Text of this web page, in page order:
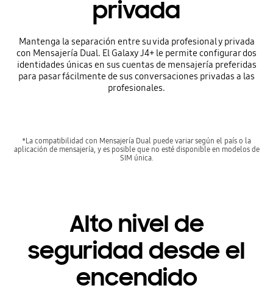
privada
Mantenga la separación entre su vida profesional y privada
con Mensajería Dual. El Galaxy J4+ le permite configurar dos
identidades únicas en sus cuentas de mensajería preferidas
para pasar fácilmente de sus conversaciones privadas a las
profesionales.
*La compatibilidad con Mensajería Dual puede variar según el país o la
aplicación de mensajería, y es posible que no esté disponible en modelos de
SIM única.
Alto nivel de
seguridad desde el
encendido